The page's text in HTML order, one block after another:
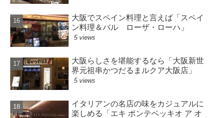
大阪でスペイン料理と言えば「スペイ
ン料理＆バル ローザ・ローハ」
5 views
大阪らしさを堪能するなら「大阪新世
界元祖串かつだるまルクア大阪店」
5 views
イタリアンの名店の味をカジュアルに
楽しめる「エキ ポンテベッキオ ア オ